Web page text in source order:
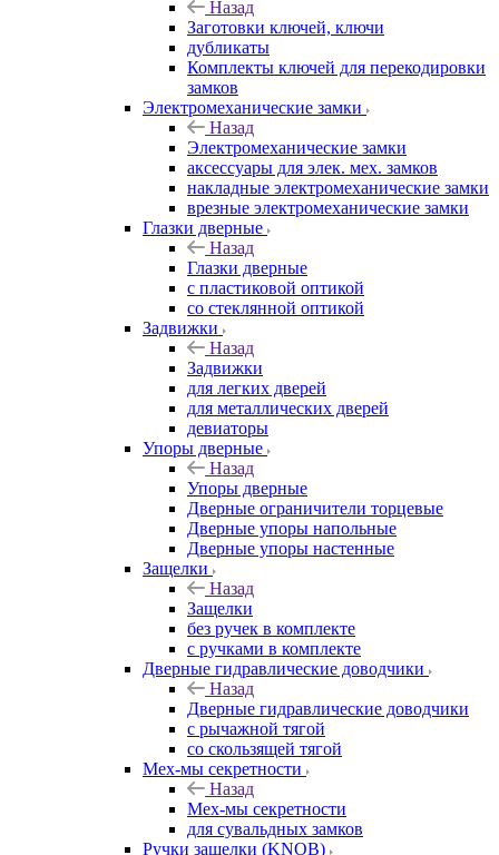
Назад
Заготовки ключей, ключи
дубликаты
Комплекты ключей для перекодировки
замков
Электромеханические замки
Назад
Электромеханические замки
аксессуары для элек. мех. замков
накладные электромеханические замки
врезные электромеханические замки
Глазки дверные
Назад
Глазки дверные
с пластиковой оптикой
со стеклянной оптикой
Задвижки
Назад
Задвижки
для легких дверей
для металлических дверей
девиаторы
Упоры дверные
Назад
Упоры дверные
Дверные ограничители торцевые
Дверные упоры напольные
Дверные упоры настенные
Защелки
Назад
Защелки
без ручек в комплекте
с ручками в комплекте
Дверные гидравлические доводчики
Назад
Дверные гидравлические доводчики
с рычажной тягой
со скользящей тягой
Мех-мы секретности
Назад
Мех-мы секретности
для сувальдных замков
Ручки защелки (KNOB)